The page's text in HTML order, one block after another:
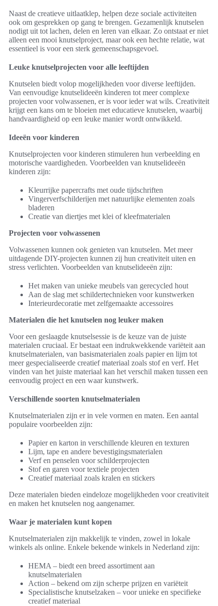
Naast de creatieve uitlaatklep, helpen deze sociale activiteiten
ook om gesprekken op gang te brengen. Gezamenlijk knutselen
nodigt uit tot lachen, delen en leren van elkaar. Zo ontstaat er niet
alleen een mooi knutselproject, maar ook een hechte relatie, wat
essentieel is voor een sterk gemeenschapsgevoel.
Leuke knutselprojecten voor alle leeftijden
Knutselen biedt volop mogelijkheden voor diverse leeftijden.
Van eenvoudige knutselideeën kinderen tot meer complexe
projecten voor volwassenen, er is voor ieder wat wils. Creativiteit
krijgt een kans om te bloeien met educatieve knutselen, waarbij
handvaardigheid op een leuke manier wordt ontwikkeld.
Ideeën voor kinderen
Knutselprojecten voor kinderen stimuleren hun verbeelding en
motorische vaardigheden. Voorbeelden van knutselideeën
kinderen zijn:
Kleurrijke papercrafts met oude tijdschriften
Vingerverfschilderijen met natuurlijke elementen zoals
bladeren
Creatie van diertjes met klei of kleefmaterialen
Projecten voor volwassenen
Volwassenen kunnen ook genieten van knutselen. Met meer
uitdagende DIY-projecten kunnen zij hun creativiteit uiten en
stress verlichten. Voorbeelden van knutselideeën zijn:
Het maken van unieke meubels van gerecycled hout
Aan de slag met schildertechnieken voor kunstwerken
Interieurdecoratie met zelfgemaakte accessoires
Materialen die het knutselen nog leuker maken
Voor een geslaagde knutselsessie is de keuze van de juiste
materialen cruciaal. Er bestaat een indrukwekkende variëteit aan
knutselmaterialen, van basismaterialen zoals papier en lijm tot
meer gespecialiseerde creatief materiaal zoals stof en verf. Het
vinden van het juiste materiaal kan het verschil maken tussen een
eenvoudig project en een waar kunstwerk.
Verschillende soorten knutselmaterialen
Knutselmaterialen zijn er in vele vormen en maten. Een aantal
populaire voorbeelden zijn:
Papier en karton in verschillende kleuren en texturen
Lijm, tape en andere bevestigingsmaterialen
Verf en penselen voor schilderprojecten
Stof en garen voor textiele projecten
Creatief materiaal zoals kralen en stickers
Deze materialen bieden eindeloze mogelijkheden voor creativiteit
en maken het knutselen nog aangenamer.
Waar je materialen kunt kopen
Knutselmaterialen zijn makkelijk te vinden, zowel in lokale
winkels als online. Enkele bekende winkels in Nederland zijn:
HEMA – biedt een breed assortiment aan
knutselmaterialen
Action – bekend om zijn scherpe prijzen en variëteit
Specialistische knutselzaken – voor unieke en specifieke
creatief materiaal